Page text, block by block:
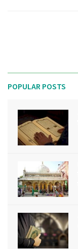
POPULAR POSTS